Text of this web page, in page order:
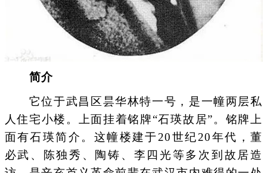
简介
它位于武昌区昙华林特一号，是一幢两层私
人住宅小楼。上面挂着铭牌“石瑛故居”。铭牌上
面有石瑛简介。这幢楼建于20世纪20年代，董
必武、陈独秀、陶铸、李四光等多次到故居造